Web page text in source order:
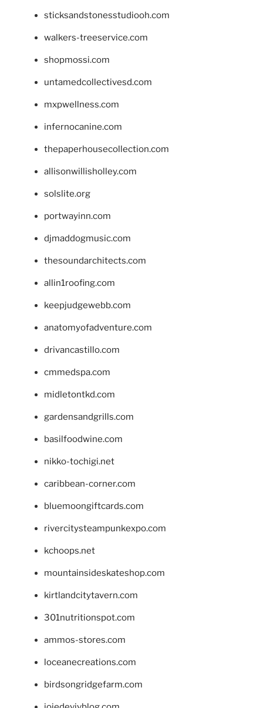
sticksandstonesstudiooh.com
walkers-treeservice.com
shopmossi.com
untamedcollectivesd.com
mxpwellness.com
infernocanine.com
thepaperhousecollection.com
allisonwillisholley.com
solslite.org
portwayinn.com
djmaddogmusic.com
thesoundarchitects.com
allin1roofing.com
keepjudgewebb.com
anatomyofadventure.com
drivancastillo.com
cmmedspa.com
midletontkd.com
gardensandgrills.com
basilfoodwine.com
nikko-tochigi.net
caribbean-corner.com
bluemoongiftcards.com
rivercitysteampunkexpo.com
kchoops.net
mountainsideskateshop.com
kirtlandcitytavern.com
301nutritionspot.com
ammos-stores.com
loceanecreations.com
birdsongridgefarm.com